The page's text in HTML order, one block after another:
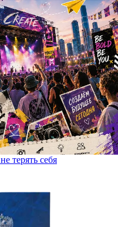
терять себя